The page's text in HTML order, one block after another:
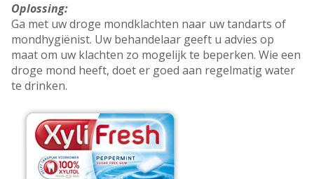
Oplossing:
Ga met uw droge mondklachten naar uw tandarts of
mondhygiënist. Uw behandelaar geeft u advies op
maat om uw klachten zo mogelijk te beperken. Wie een
droge mond heeft, doet er goed aan regelmatig water
te drinken.